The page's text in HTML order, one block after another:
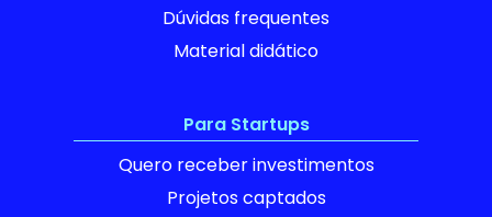
Dúvidas frequentes
Material didático
Para Startups
Quero receber investimentos
Projetos captados